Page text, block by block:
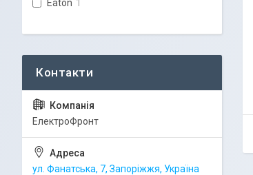
Eaton 1
ЕлектроФронт
ул. Фанатська, 7, Запоріжжя, Україна